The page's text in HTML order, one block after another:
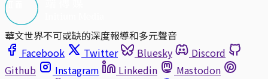
華文世界不可或缺的深度報導和多元聲音
Facebook
Twitter Bluesky
Discord
Github
Instagram Linkedin
Mastodon